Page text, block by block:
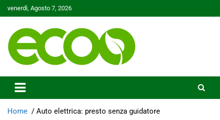
to
venerdì, Agosto 7, 2026
Ecoo.it
Home Auto elettrica: presto senza guidatore